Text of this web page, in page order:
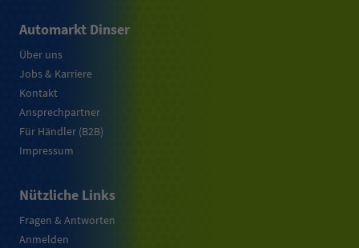
Automarkt Dinser
Über uns
Jobs & Karriere
Kontakt
Ansprechpartner
Für Händler (B2B)
Impressum
Nützliche Links
Fragen & Antworten
Anmelden